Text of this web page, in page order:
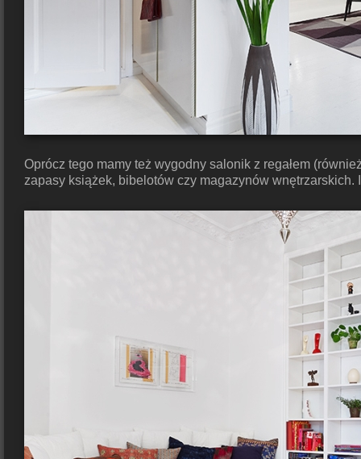
Oprócz tego mamy też wygodny salonik z regałem
zapasy książek, bibelotów czy magazynów wnętrzarskich.